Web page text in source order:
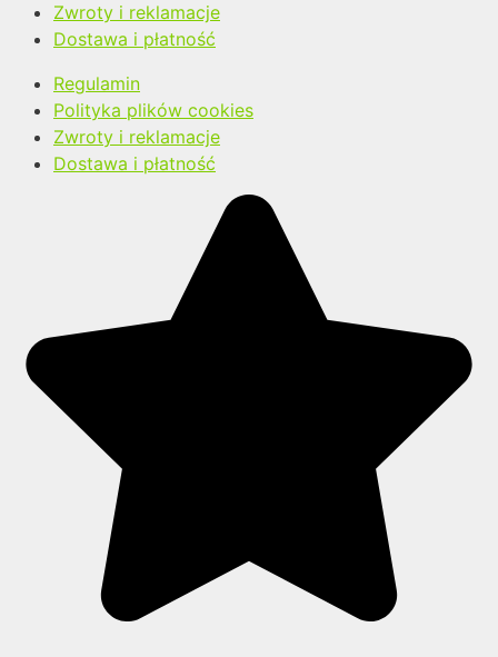
Zwroty i reklamacje
Dostawa i płatność
Regulamin
Polityka plików cookies
Zwroty i reklamacje
Dostawa i płatność